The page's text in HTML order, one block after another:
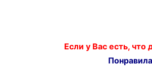
Если у Вас есть,